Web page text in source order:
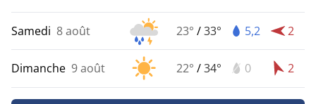
Samedi 8 août 23° /33° 5,2 2
Dimanche 9 août 22° /34° 0 2